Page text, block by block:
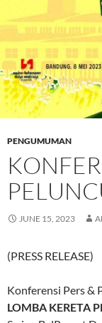
PENGUMUMAN
JUNE 15, 2023
(PRESS RELEASE)
Konferensi Pers &
LOMBA KERETA